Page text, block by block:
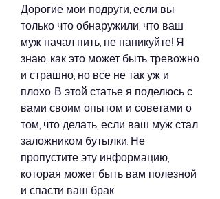
Дорогие мои подруги, если вы
только что обнаружили, что ваш
муж начал пить, не паникуйте! Я
знаю, как это может быть тревожно
и страшно, но все не так уж и
плохо. В этой статье я поделюсь с
вами своим опытом и советами о
том, что делать, если ваш муж стал
заложником бутылки. Не
пропустите эту информацию,
которая может быть вам полезной
и спасти ваш брак.